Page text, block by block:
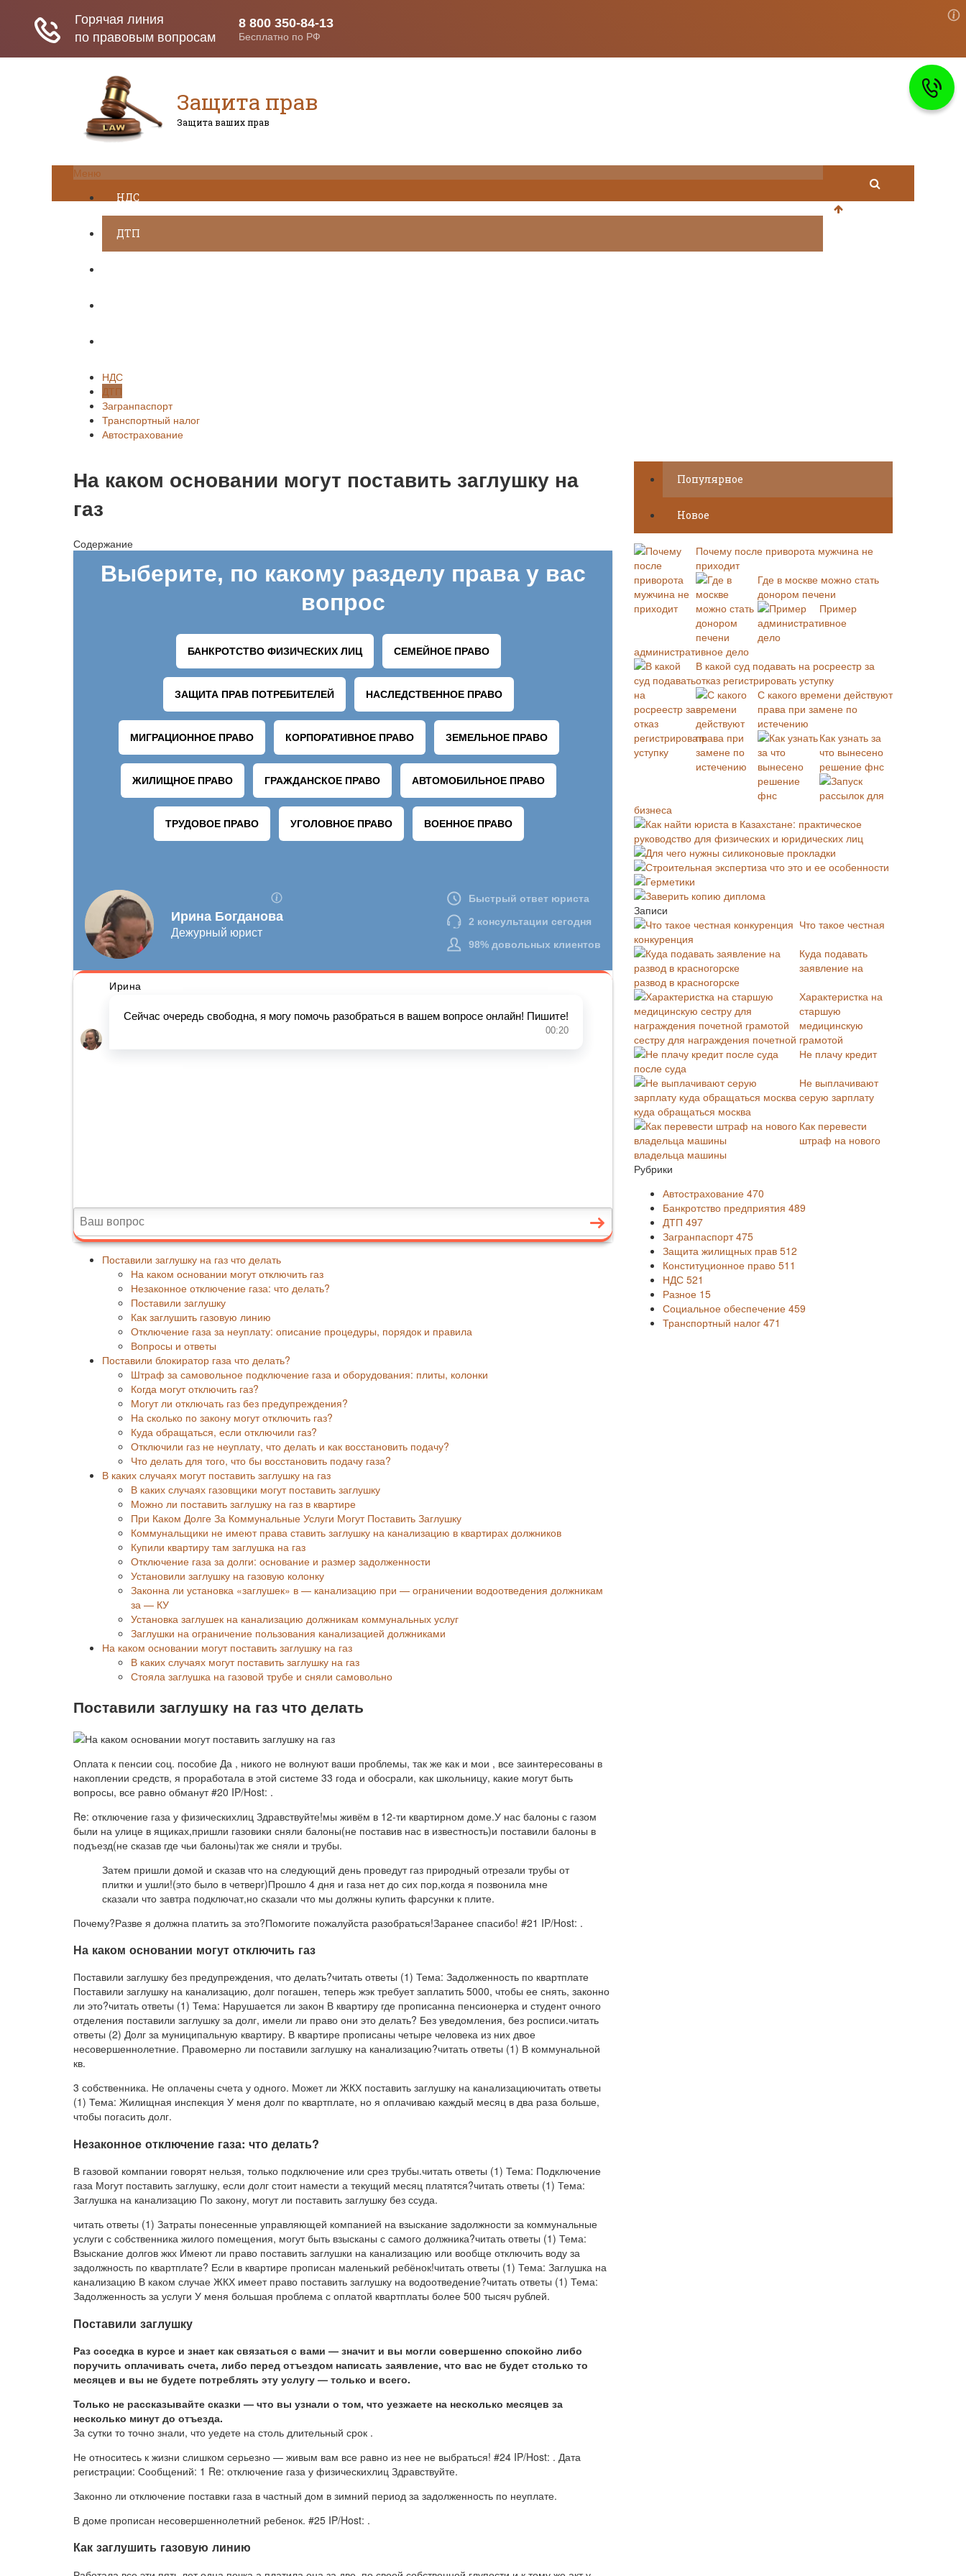
Защита прав
Защита ваших прав
Меню
НДС
ДТП
НДС
ДТП
Загранпаспорт
Транспортный налог
Автострахование
На каком основании могут поставить заглушку на
газ
Содержание
Поставили заглушку на газ что делать
На каком основании могут отключить газ
Незаконное отключение газа: что делать?
Поставили заглушку
Как заглушить газовую линию
Отключение газа за неуплату: описание процедуры, порядок и правила
Вопросы и ответы
Поставили блокиратор газа что делать?
Штраф за самовольное подключение газа и оборудования: плиты, колонки
Когда могут отключить газ?
Могут ли отключать газ без предупреждения?
На сколько по закону могут отключить газ?
Куда обращаться, если отключили газ?
Отключили газ не неуплату, что делать и как восстановить подачу?
Что делать для того, что бы восстановить подачу газа?
В каких случаях могут поставить заглушку на газ
В каких случаях газовщики могут поставить заглушку
Можно ли поставить заглушку на газ в квартире
При Каком Долге За Коммунальные Услуги Могут Поставить Заглушку
Коммунальщики не имеют права ставить заглушку на канализацию в квартирах должников
Купили квартиру там заглушка на газ
Отключение газа за долги: основание и размер задолженности
Установили заглушку на газовую колонку
Законна ли установка «заглушек» в — канализацию при — ограничении водоотведения должникам
за — КУ
Установка заглушек на канализацию должникам коммунальных услуг
Заглушки на ограничение пользования канализацией должниками
На каком основании могут поставить заглушку на газ
В каких случаях могут поставить заглушку на газ
Стояла заглушка на газовой трубе и сняли самовольно
Поставили заглушку на газ что делать
Оплата к пенсии соц. пособие Да , никого не волнуют ваши проблемы, так же как и мои , все заинтересованы в
накоплении средств, я проработала в этой системе 33 года и обосрали, как школьницу, какие могут быть
вопросы, все равно обманут #20 IP/Host: .
Re: отключение газа у физическихлиц Здравствуйте!мы живём в 12-ти квартирном доме.У нас балоны с газом
были на улице в ящиках,пришли газовики сняли балоны(не поставив нас в известность)и поставили балоны в
подъезд(не сказав где чьи балоны)так же сняли и трубы.
Затем пришли домой и сказав что на следующий день проведут газ природный отрезали трубы от
плитки и ушли!(это было в четверг)Прошло 4 дня и газа нет до сих пор,когда я позвонила мне
сказали что завтра подключат,но сказали что мы должны купить фарсунки к плите.
Почему?Разве я должна платить за это?Помогите пожалуйста разобраться!Заранее спасибо! #21 IP/Host: .
На каком основании могут отключить газ
Поставили заглушку без предупреждения, что делать?читать ответы (1) Тема: Задолженность по квартплате
Поставили заглушку на канализацию, долг погашен, теперь жэк требует заплатить 5000, чтобы ее снять, законно
ли это?читать ответы (1) Тема: Нарушается ли закон В квартиру где прописанна пенсионерка и студент очного
отделения поставили заглушку за долг, имели ли право они это делать? Без уведомления, без росписи.читать
ответы (2) Долг за муниципальную квартиру. В квартире прописаны четыре человека из них двое
несовершеннолетние. Правомерно ли поставили заглушку на канализацию?читать ответы (1) В коммунальной
кв.
3 собственника. Не оплачены счета у одного. Может ли ЖКХ поставить заглушку на канализациючитать ответы
(1) Тема: Жилищная инспекция У меня долг по квартплате, но я оплачиваю каждый месяц в два раза больше,
чтобы погасить долг.
Незаконное отключение газа: что делать?
В газовой компании говорят нельзя, только подключение или срез трубы.читать ответы (1) Тема: Подключение
газа Могут поставить заглушку, если долг стоит намести а текущий месяц платятся?читать ответы (1) Тема:
Заглушка на канализацию По закону, могут ли поставить заглушку без ссуда.
читать ответы (1) Затраты понесенные управляющей компанией на взыскание задолжности за коммунальные
услуги с собственника жилого помещения, могут быть взысканы с самого должника?читать ответы (1) Тема:
Взыскание долгов жкх Имеют ли право поставить заглушки на канализацию или вообще отключить воду за
задолжность по квартплате? Если в квартире прописан маленький ребёнок!читать ответы (1) Тема: Заглушка на
канализацию В каком случае ЖКХ имеет право поставить заглушку на водоотведение?читать ответы (1) Тема:
Задолженность за услуги У меня большая проблема с оплатой квартплаты более 500 тысяч рублей.
Поставили заглушку
Раз соседка в курсе и знает как связаться с вами — значит и вы могли совершенно спокойно либо
поручить оплачивать счета, либо перед отъездом написать заявление, что вас не будет столько то
месяцев и вы не будете потреблять эту услугу — только и всего.
Только не рассказывайте сказки — что вы узнали о том, что уезжаете на несколько месяцев за
несколько минут до отъезда.
За сутки то точно знали, что уедете на столь длительный срок .
Не относитесь к жизни слишком серьезно — живым вам все равно из нее не выбраться! #24 IP/Host: . Дата
регистрации: Сообщений: 1 Re: отключение газа у физическихлиц Здравствуйте.
Законно ли отключение поставки газа в частный дом в зимний период за задолженность по неуплате.
В доме прописан несовершеннолетний ребенок. #25 IP/Host: .
Как заглушить газовую линию
Популярное
Новое
Почему после приворота мужчина не
приходит
Где в москве можно стать
донором печени
Пример
административное дело
В какой суд подавать на росреестр за
отказ регистрировать уступку
С какого времени действуют
права при замене по
истечению
Как узнать за
что вынесено
решение фнс
Запуск
рассылок для
бизнеса
Как найти юриста в Казахстане: практическое
руководство для физических и юридических лиц
Для чего нужны силиконовые прокладки
Строительная экспертиза что это и ее особенности
Герметики
Заверить копию диплома
Записи
Что такое честная
конкуренция
Куда подавать
заявление на
развод в красногорске
Характеристка на
старшую
медицинскую
сестру для награждения почетной грамотой
Не плачу кредит
после суда
Не выплачивают
серую зарплату
куда обращаться москва
Как перевести
штраф на нового
владельца машины
Рубрики
Автострахование 470
Банкротство предприятия 489
ДТП 497
Загранпаспорт475
Защита жилищных прав 512
Конституционное право 511
НДС 521
Разное 15
Социальное обеспечение 459
Транспортный налог 471